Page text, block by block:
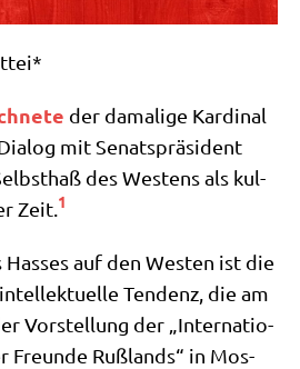
der dama­li­ge Kar­di­nal
mit Senats­prä­si­dent
des Westens als kul­
Zeit.1
Has­ses auf den Westen ist die
Ten­denz, die am
Vor­stel­lung der „Inter­na­tio­
Freun­de Ruß­lands“ in Mos­